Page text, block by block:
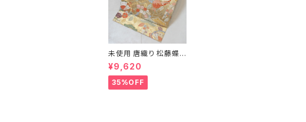
未使用 唐織り 松藤蝶
丸文 金糸 ベージュ ゴ
ールド 278
¥9,620
35%OFF